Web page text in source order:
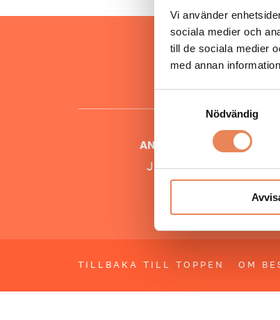
Vi använder
sociala medier och
till de sociala medier
med annan
Nödvändig
ANSVARIG UTGIVARE
Jonas Siljhammar
TILLBAKA TILL TOPPEN OM